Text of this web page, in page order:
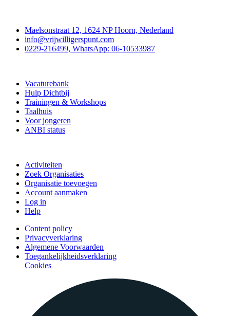
Maelsonstraat 12, 1624 NP Hoorn, Nederland
info@vrijwilligerspunt.com
0229-216499, WhatsApp: 06-10533987
Vacaturebank
Hulp Dichtbij
Trainingen & Workshops
Taalhuis
Voor jongeren
ANBI status
Activiteiten
Zoek Organisaties
Organisatie toevoegen
Account aanmaken
Log in
Help
Content policy
Privacyverklaring
Algemene Voorwaarden
Toegankelijkheidsverklaring
Cookies